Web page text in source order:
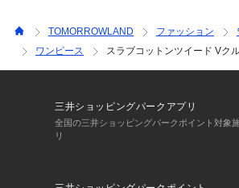
■卒入園式・卒入学式などのセレモニーや
ざまなオケージョンシーンでの着こなし
です。
※商品の色味は、商品単体または素材アッ
TOMORROWLAND ファッション
ワンピース
スラブコットンツイード Vク
三井ショッピングパークアプリ
全国の三井ショッピングパークポイント対象
リ